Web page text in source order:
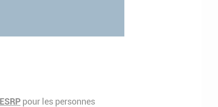
ESRPpour les personnes